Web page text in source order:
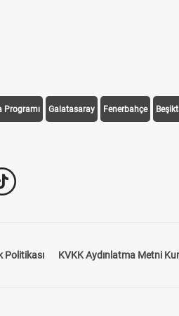
Programı Galatasaray Fenerbahçe
Politikası KVKK Aydınlatma Metni